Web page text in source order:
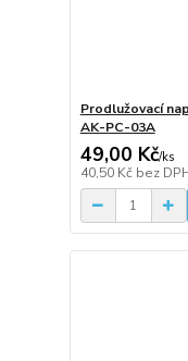
Prodlužovací
AK-PC-03A
49,00 Kč/ks
40,50 Kč bez